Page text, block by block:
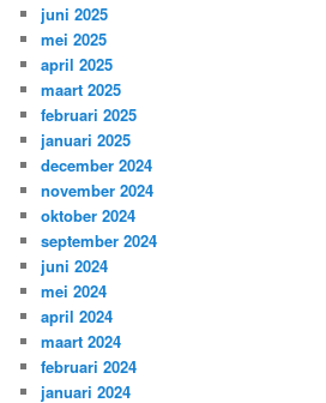
juni 2025
mei 2025
april 2025
maart 2025
februari 2025
januari 2025
december 2024
november 2024
oktober 2024
september 2024
juni 2024
mei 2024
april 2024
maart 2024
februari 2024
januari 2024